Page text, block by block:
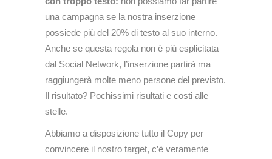
una campagna se la nostra inserzione
possiede più del 20% di testo al suo interno.
Anche se questa regola non è più esplicitata
dal Social Network, l’inserzione partirà ma
raggiungerà molte meno persone del previsto.
Il risultato? Pochissimi risultati e costi alle
stelle.
Abbiamo a disposizione tutto il Copy per
convincere il nostro target, c’è veramente